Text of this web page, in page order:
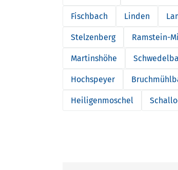
Fischbach Linden
Stelzenberg Ramstein-
Martinshöhe
Hochspeyer
Heiligenmoschel